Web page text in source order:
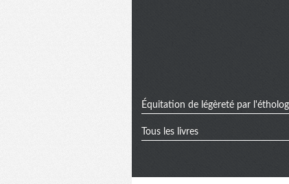
Équitation de légèreté par
Tous les livres